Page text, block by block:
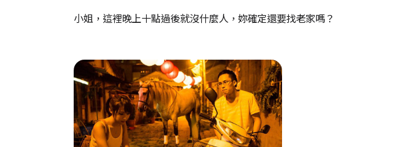
小姐，這裡晚上十點過後就沒什麼人，妳確定還要找老家嗎？